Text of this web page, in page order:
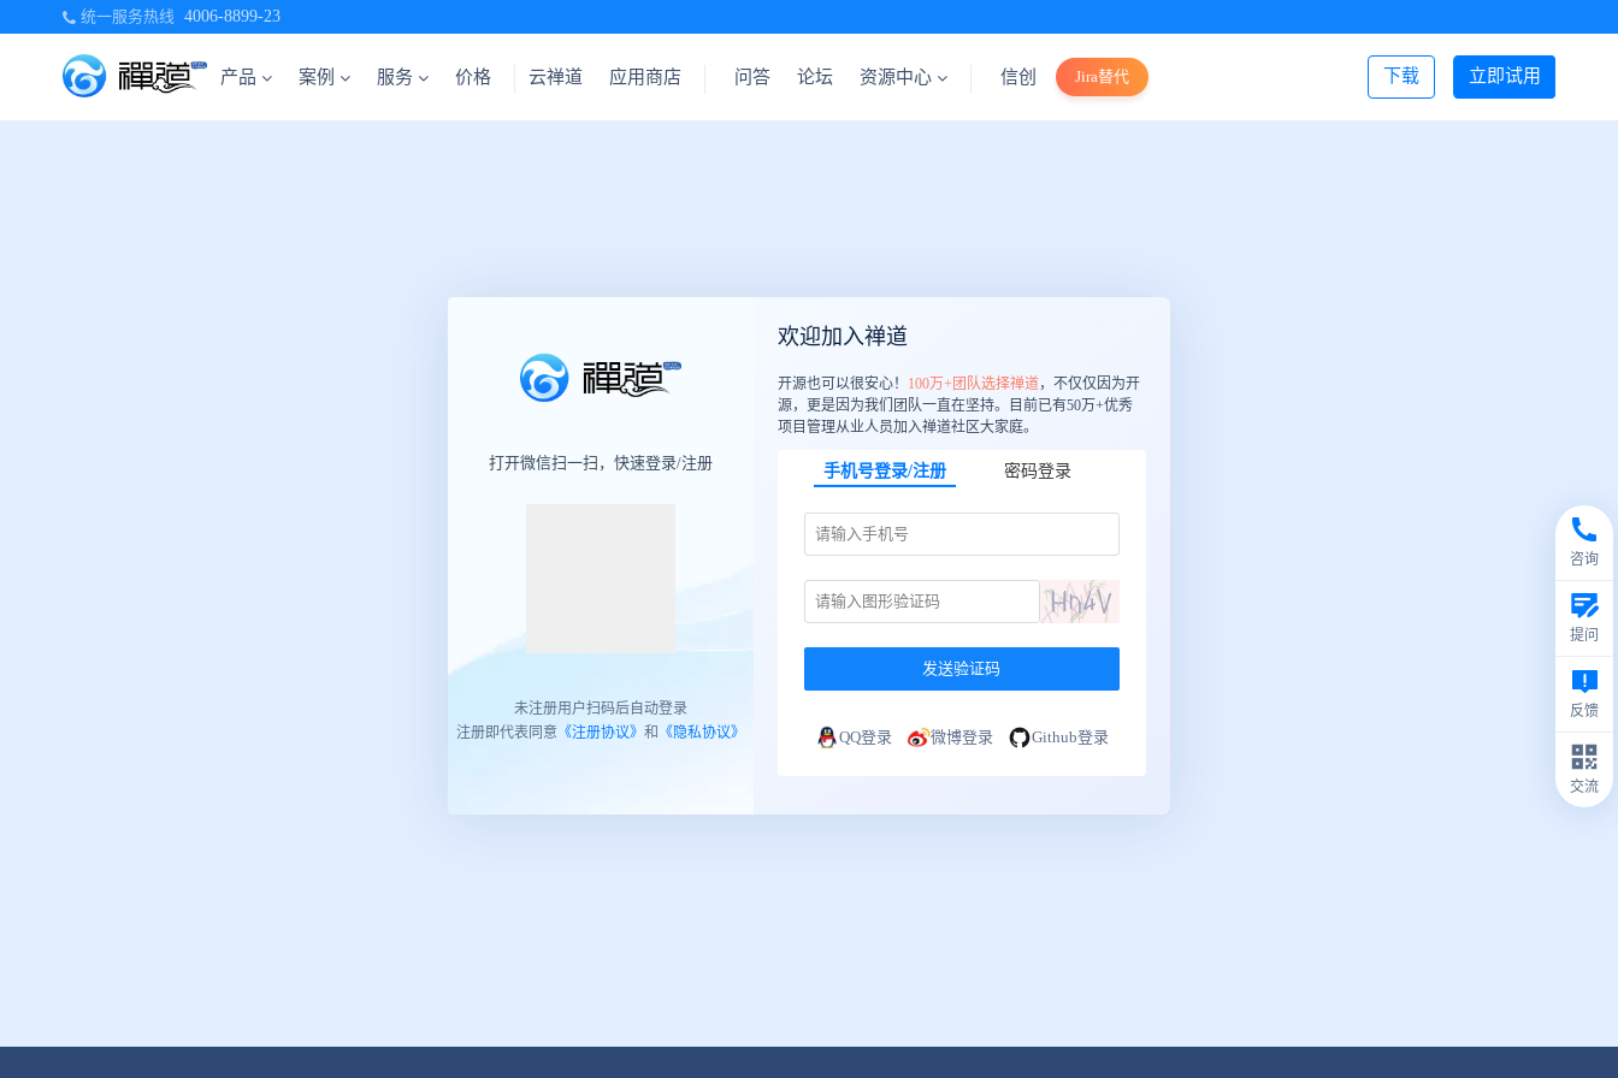
统一服务热线 4006-8899-23
产品 案例 服务 价格 立即试用
下载
云禅道 应用商店 问答 论坛 资源中心 信创 Jira替代 登录/注册
咨询
提问
反馈
交流
打开微信扫一扫，快速登录/注册
未注册用户扫码后自动登录
注册即代表同意 《注册协议》 和 《隐私协议》
欢迎加入禅道
开源也可以很安心！ 100万+团队选择禅道，不仅仅因为开
源，更是因为我们团队一直在坚持。目前已有50万+优秀
项目管理从业人员加入禅道社区大家庭。
手机号登录/注册 密码登录
发送验证码
QQ登录 微博登录 Github登录